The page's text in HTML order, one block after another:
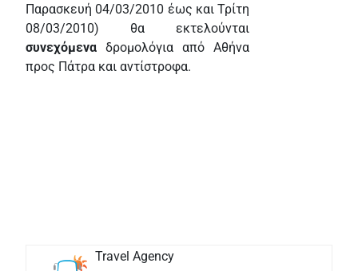
Παρασκευή 04/03/2010 έως και Τρίτη
08/03/2010) θα εκτελούνται
συνεχόμενα δρομολόγια από Αθήνα
προς Πάτρα και αντίστροφα.
Travel Agency